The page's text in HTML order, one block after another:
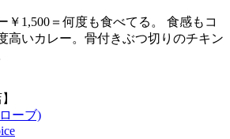
￥1,500＝何度も食べてる。 食感もコ
高いカレー。骨付きぶつ切りのチキン
ーブ)